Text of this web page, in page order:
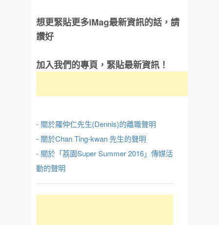
想更緊貼更多iMag最新資訊的話，請
讚好
加入我們的專頁，緊貼最新資訊！
- 關於羅仲仁先生(Dennis)的離職聲明
- 關於Chan Ting-kwan 先生的聲明
- 關於「荔園Super Summer 2016」傳媒活
動的聲明